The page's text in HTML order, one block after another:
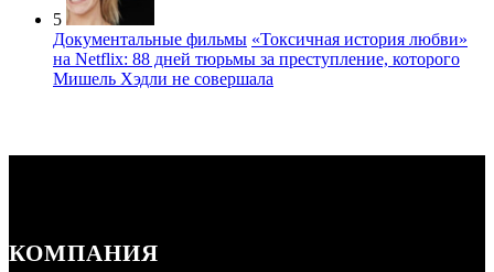
5
Документальные фильмы «Токсичная история любви»
на Netflix: 88 дней тюрьмы за преступление, которого
Мишель Хэдли не совершала
КОМПАНИЯ